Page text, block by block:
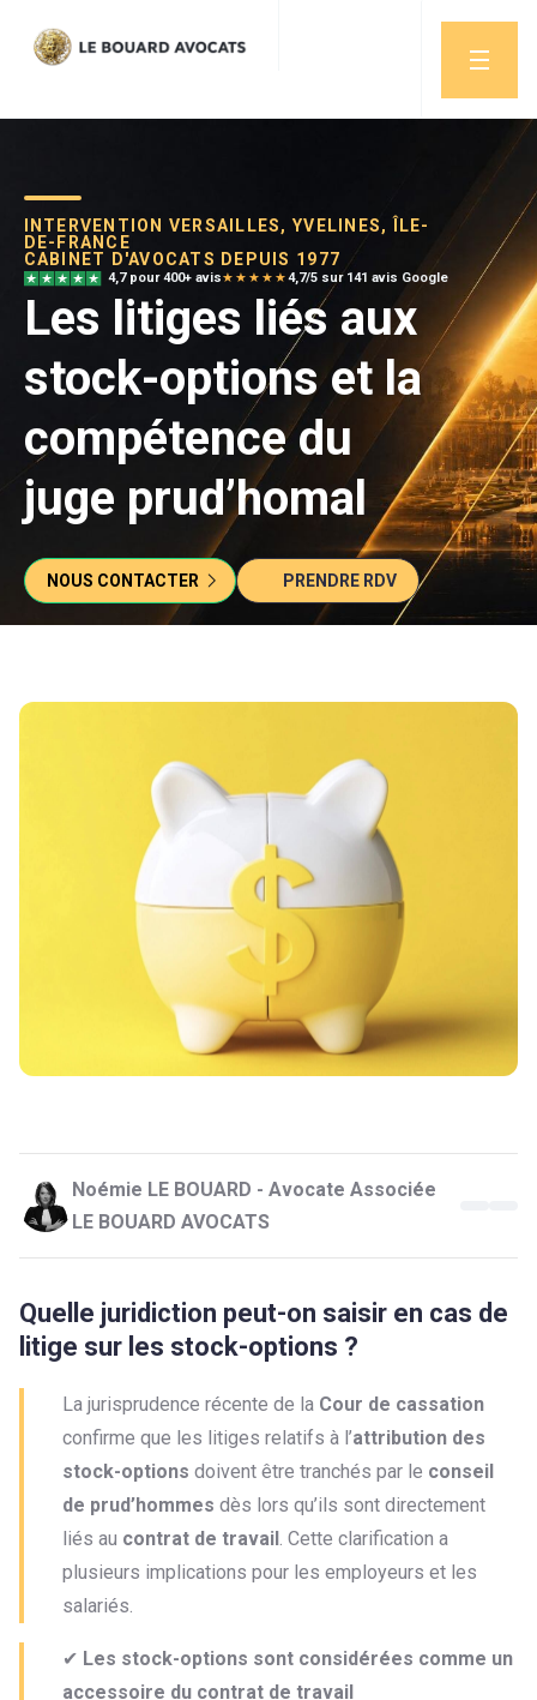
INTERVENTION VERSAILLES, YVELINES, ÎLE-
DE-FRANCE
CABINET D'AVOCATS DEPUIS 1977
4,7 pour 400+ avis★★★★★4,7/5 sur 141 avis Google
Les litiges liés aux
stock-options et la
compétence du
juge prud’homal
NOUS CONTACTER PRENDRE RDV
Noémie LE BOUARD - Avocate Associée
LE BOUARD AVOCATS
Quelle juridiction peut-on saisir en cas de
litige sur les stock-options ?
La jurisprudence récente de la Cour de cassation
confirme que les litiges relatifs à l’attribution des
stock-options doivent être tranchés par le conseil
de prud’hommes dès lors qu’ils sont directement
liés au contrat de travail. Cette clarification a
plusieurs implications pour les employeurs et les
salariés.
✔ Les stock-options sont considérées comme un
accessoire du contrat de travail